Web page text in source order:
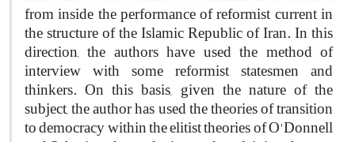
from inside the performance of reformist current in
the structure of the Islamic Republic of Iran. In this
direction, the authors have used the method of
interview with some reformist statesmen and
thinkers. On this basis, given the nature of the
subject, the author has used the theories of transition
to democracy within the elitist theories of O'Donnell